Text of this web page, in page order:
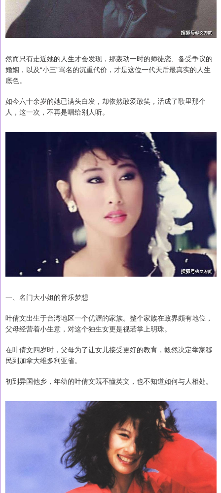
然而只有走近她的人生才会发现，那轰动一时的师徒恋、备受争议的
婚姻，以及“小三”骂名的沉重代价，才是这位一代天后最真实的人生
底色。
如今六十余岁的她已满头白发，却依然敢爱敢笑，活成了歌里那个
人，这一次，不再是唱给别人听。
一、名门大小姐的音乐梦想
叶倩文出生于台湾地区一个优渥的家族。整个家族在政界颇有地位，
父母经营着小生意，对这个独生女更是视若掌上明珠。
在叶倩文四岁时，父母为了让女儿接受更好的教育，毅然决定举家移
民到加拿大维多利亚省。
初到异国他乡，年幼的叶倩文既不懂英文，也不知道如何与人相处。